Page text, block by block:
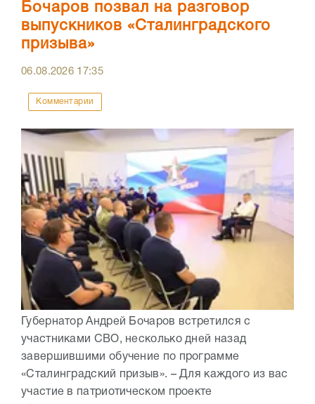
Бочаров позвал на разговор
выпускников «Сталинградского
призыва»
06.08.2026 17:35
Комментарии
Губернатор Андрей Бочаров встретился с
участниками СВО, несколько дней назад
завершившими обучение по программе
«Сталинградский призыв». – Для каждого из вас
участие в патриотическом проекте